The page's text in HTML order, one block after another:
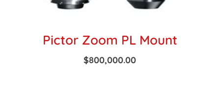
Pictor Zoom PL Mount
$800,000.00